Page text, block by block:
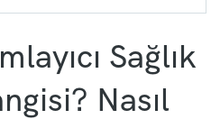
Sağlık
Nasıl